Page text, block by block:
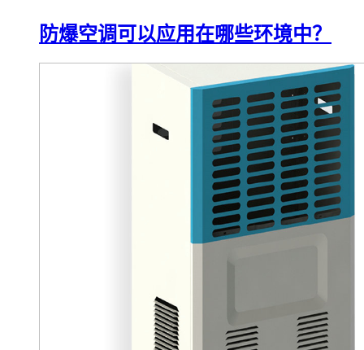
防爆空调可以应用在哪些环境中？